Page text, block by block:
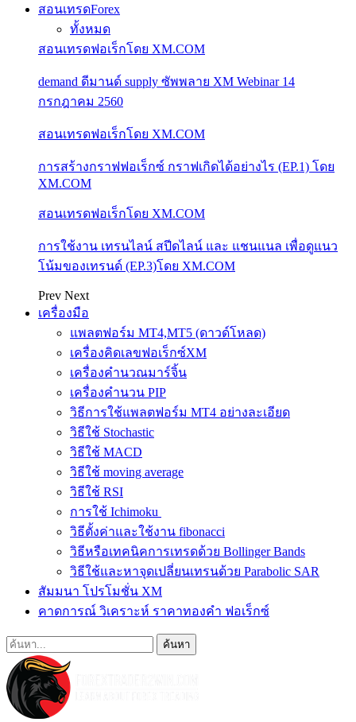
สอนเทรดForex
ทั้งหมด
สอนเทรดฟอเร็กโดย XM.COM
demand ดีมานด์ supply ซัพพลาย XM Webinar 14
กรกฎาคม 2560
สอนเทรดฟอเร็กโดย XM.COM
การสร้างกราฟฟอเร็กซ์ กราฟเกิดได้อย่างไร (EP.1) โดย
XM.COM
สอนเทรดฟอเร็กโดย XM.COM
การใช้งาน เทรนไลน์ สปีดไลน์ และ แชนแนล เพื่อดูแนว
โน้มของเทรนด์ (EP.3)โดย XM.COM
Prev Next
เครื่องมือ
แพลตฟอร์ม MT4,MT5 (ดาวด์โหลด)
เครื่องคิดเลขฟอเร็กซ์XM
เครื่องคำนวณมาร์จิ้น
เครื่องคำนวน PIP
วิธีการใช้แพลตฟอร์ม MT4 อย่างละเอียด
วิธีใช้ Stochastic
วิธีใช้ MACD
วิธีใช้ moving average
วิธีใช้ RSI
การใช้ Ichimoku
วิธีตั้งค่าและใช้งาน fibonacci
วิธีหรือเทคนิคการเทรดด้วย Bollinger Bands
วิธีใช้และหาจุดเปลี่ยนเทรนด้วย Parabolic SAR
สัมมนา โปรโมชั่น XM
คาดการณ์ วิเคราะห์ ราคาทองคำ ฟอเร็กซ์